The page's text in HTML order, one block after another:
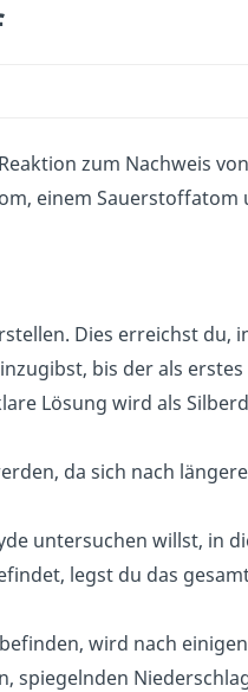
zum Nachweis
einem
Dies erreichst du,
bis der als
Lösung wird als
da sich nach
untersuchen willst, in
legst du das
wird nach
spiegelnden